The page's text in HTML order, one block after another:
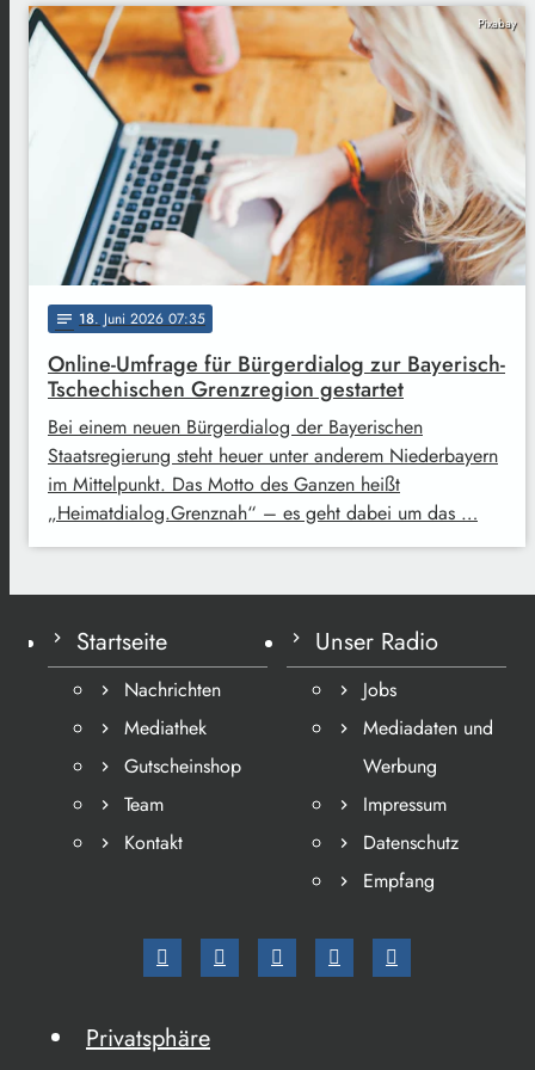
Pixabay
notes 18. Juni 2026 07:35
Online-Umfrage für Bürgerdialog zur Bayerisch-
Tschechischen Grenzregion gestartet
Bei einem neuen Bürgerdialog der Bayerischen
Staatsregierung steht heuer unter anderem Niederbayern
im Mittelpunkt. Das Motto des Ganzen heißt
„Heimatdialog.Grenznah“ – es geht dabei um das …
Startseite
Nachrichten
Mediathek
Gutscheinshop
Team
Kontakt
Unser Radio
Jobs
Mediadaten und
Werbung
Impressum
Datenschutz
Empfang
Privatsphäre